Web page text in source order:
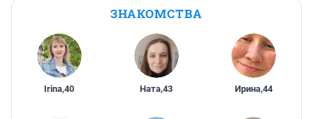
ЗНАКОМСТВА
Irina,40 Ната,43 Ирина,44